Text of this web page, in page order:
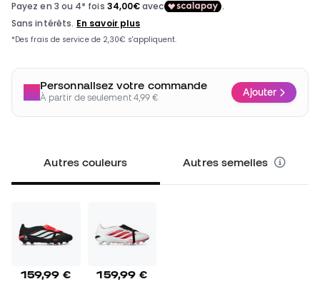
Personnalisez votre commande
À partir de seulement 4,99 € Ajouter
Autres couleurs Autres semelles
159,99 € 159,99 €